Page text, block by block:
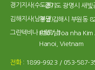
경기지사(수도권) :경기도 광명시 새
김해지사(남부권) :경남 김해시 부원동
그린텍비나 (베트남) :R207, Toa nha Kim
Hanoi, Vietnam
전화: 1899-9923 / 053-587-